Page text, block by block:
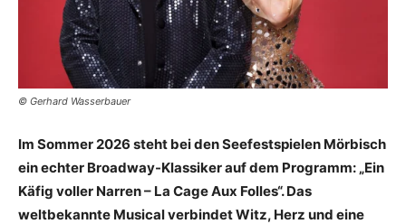
© Gerhard Wasserbauer
Im Sommer 2026 steht bei den Seefestspielen Mörbisch
ein echter Broadway-Klassiker auf dem Programm: „Ein
Käfig voller Narren – La Cage Aux Folles“. Das
weltbekannte Musical verbindet Witz, Herz und eine